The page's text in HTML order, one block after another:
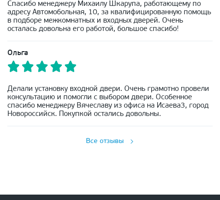
Спасибо менеджеру Михаилу Шкарупа, работающему по
адресу Автомобольная, 10, за квалифицированную помощь
в подборе межкомнатных и входных дверей. Очень
осталась довольна его работой, большое спасибо!
Ольга
Делали установку входной двери. Очень грамотно провели
консультацию и помогли с выбором двери. Особенное
спасибо менеджеру Вячеславу из офиса на Исаева3, город
Новороссийск. Покупкой остались довольны.
Все отзывы